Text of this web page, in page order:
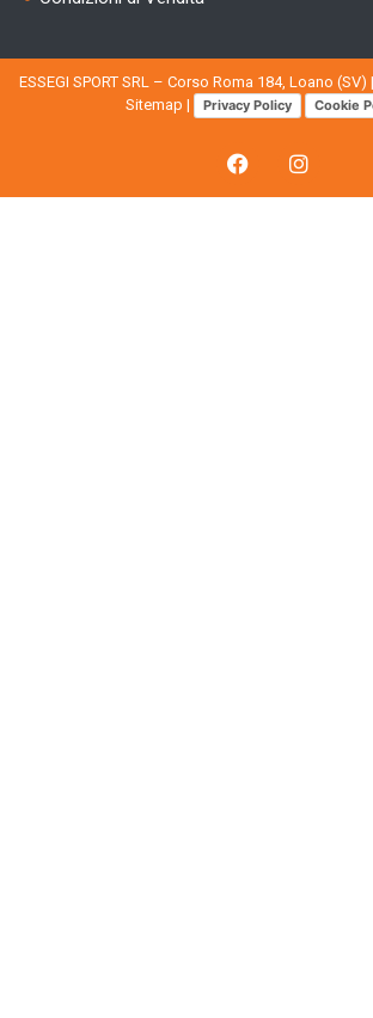
ESSEGI SPORT SRL – Corso Roma 184, Loano (SV)
Sitemap | Privacy Policy Cookie